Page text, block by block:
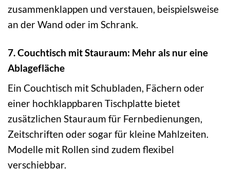
zusammenklappen und verstauen, beispielsweise
an der Wand oder im Schrank.
7. Couchtisch mit Stauraum: Mehr als nur eine
Ablagefläche
Ein Couchtisch mit Schubladen, Fächern oder
einer hochklappbaren Tischplatte bietet
zusätzlichen Stauraum für Fernbedienungen,
Zeitschriften oder sogar für kleine Mahlzeiten.
Modelle mit Rollen sind zudem flexibel
verschiebbar.